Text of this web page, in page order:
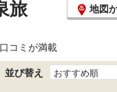
旅
地図
コミが満載
並び替え おすすめ順